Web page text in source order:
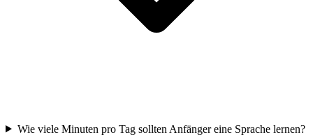
Wie viele Minuten pro Tag sollten Anfänger eine Sprache lernen?